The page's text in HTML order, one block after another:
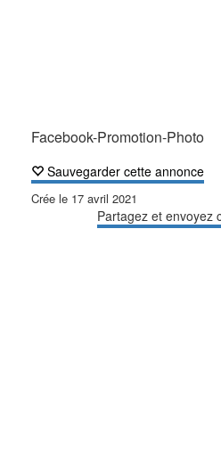
Facebook-Promotion-Photo
Sauvegarder cette annonce
Crée le 17 avril 2021
Partagez et envoyez